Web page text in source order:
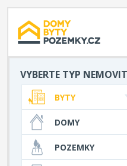
VYBERTE TYP
BYTY
DOMY
POZEMKY